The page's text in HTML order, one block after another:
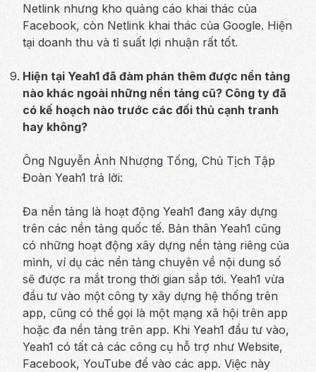
Netlink nhưng kho quảng cáo khai thác của
Facebook, còn Netlink khai thác của Google. Hiện
tại doanh thu và tỉ suất lợi nhuận rất tốt.
Hiện tại Yeah1 đã đàm phán thêm được nền tảng
nào khác ngoài những nền tảng cũ? Công ty đã
có kế hoạch nào trước các đối thủ cạnh tranh
hay không?
Ông Nguyễn Ảnh Nhượng Tống, Chủ Tịch Tập
Đoàn Yeah1 trả lời:
Đa nền tảng là hoạt động Yeah1 đang xây dựng
trên các nền tảng quốc tế. Bản thân Yeah1 cũng
có những hoạt động xây dựng nền tảng riêng của
mình, ví dụ các nền tảng chuyên về nội dung số
sẽ được ra mắt trong thời gian sắp tới. Yeah1 vừa
đầu tư vào một công ty xây dựng hệ thống trên
app, cũng có thể gọi là một mạng xã hội trên app
hoặc đa nền tảng trên app. Khi Yeah1 đầu tư vào,
Yeah1 có tất cả các công cụ hỗ trợ như Website,
Facebook, YouTube để vào các app. Việc này